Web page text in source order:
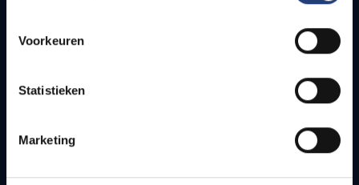
Voorkeuren
Statistieken
Marketing
Bereikbaarheid